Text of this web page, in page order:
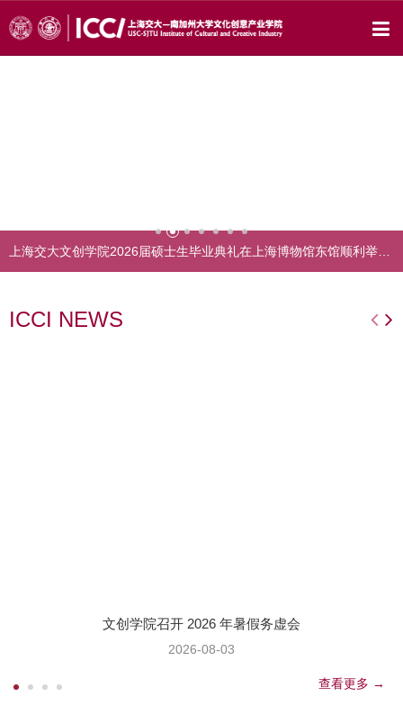
ICCI NEWS
文创学院召开 2026 年暑假务虚会
2026-08-03
查看更多 →